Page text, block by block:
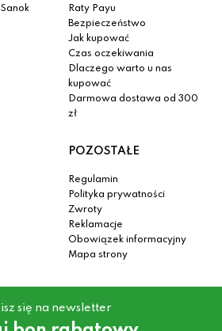
Raty Payu
Bezpieczeństwo
Jak kupować
Czas oczekiwania
Dlaczego warto u nas
kupować
Darmowa dostawa od 300
zł
POZOSTAŁE
Regulamin
Polityka prywatności
Zwroty
Reklamacje
Obowiązek informacyjny
Mapa strony
się na newsletter